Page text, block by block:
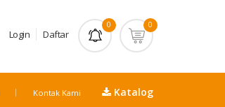
Login Daftar
0 0
Kontak Kami Katalog